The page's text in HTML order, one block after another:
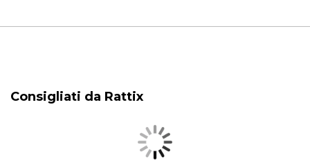
Consigliati da Rattix